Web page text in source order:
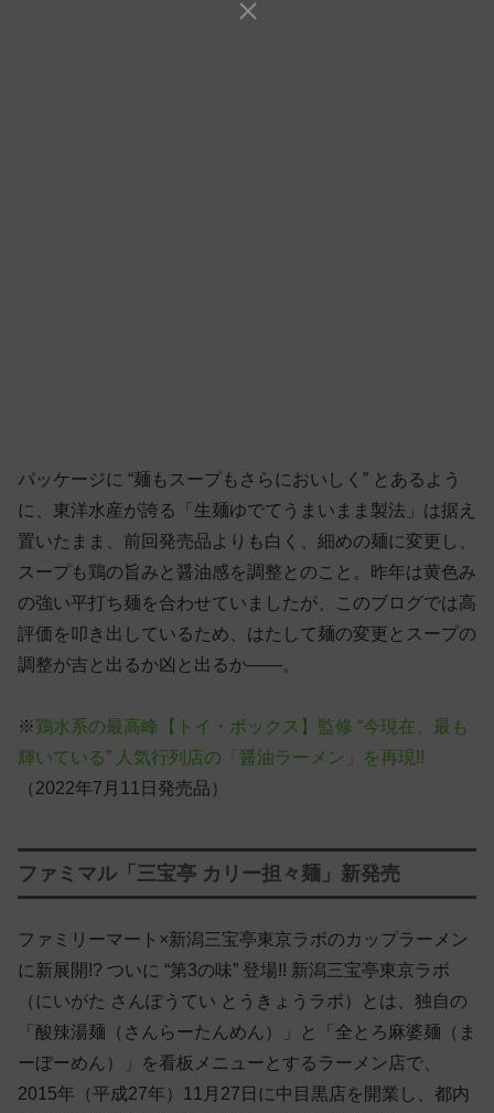
パッケージに “麺もスープもさらにおいしく” とあるよう
に、東洋水産が誇る「生麺ゆでてうまいまま製法」は据え
置いたまま、前回発売品よりも白く、細めの麺に変更し、
スープも鶏の旨みと醤油感を調整とのこと。昨年は黄色み
の強い平打ち麺を合わせていましたが、このブログでは高
評価を叩き出しているため、はたして麺の変更とスープの
調整が吉と出るか凶と出るか——。
※鶏水系の最高峰【トイ・ボックス】監修 “今現在、最も
輝いている” 人気行列店の「醤油ラーメン」を再現!!
（2022年7月11日発売品）
ファミマル「三宝亭 カリー担々麺」新発売
ファミリーマート×新潟三宝亭東京ラボのカップラーメン
に新展開!? ついに “第3の味” 登場!! 新潟三宝亭東京ラボ
（にいがた さんぽうてい とうきょうラボ）とは、独自の
「酸辣湯麺（さんらーたんめん）」と「全とろ麻婆麺（ま
ーぼーめん）」を看板メニューとするラーメン店で、
2015年（平成27年）11月27日に中目黒店を開業し、都内